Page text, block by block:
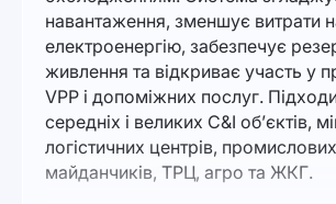
навантаження, зменшує витрати
електроенергію, забезпечує
живлення та відкриває участь у
VPP і допоміжних послуг.
середніх і великих C&I об’єктів,
логістичних центрів, промислових
майданчиків, ТРЦ, агро та ЖКГ.